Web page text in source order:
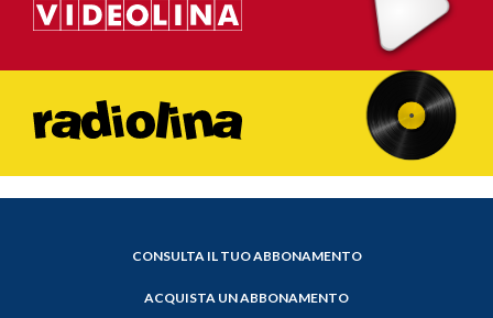
CONSULTA IL TUO ABBONAMENTO
ACQUISTA UN ABBONAMENTO